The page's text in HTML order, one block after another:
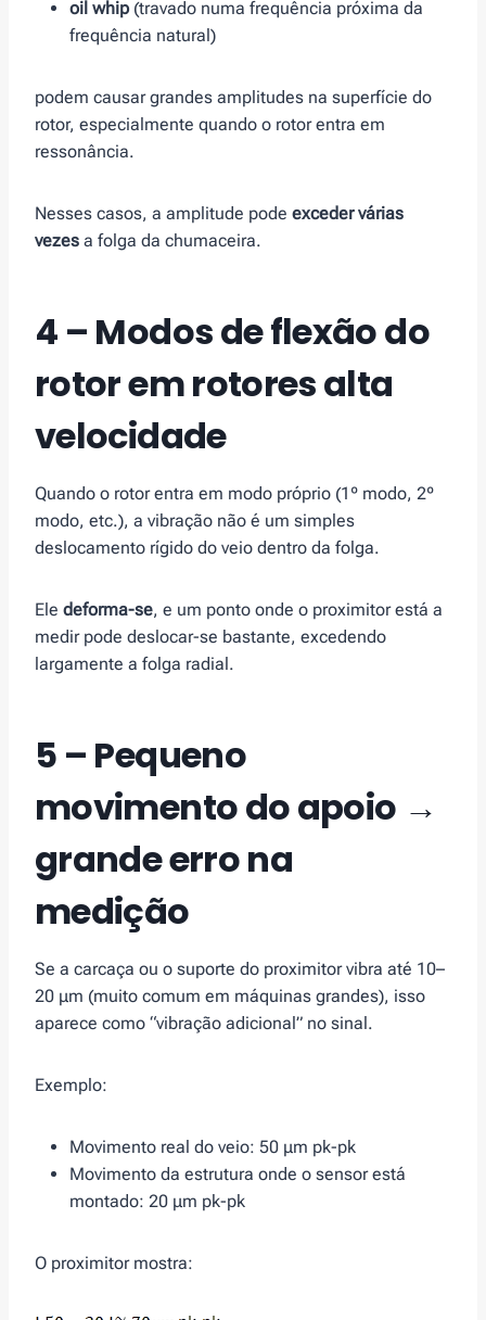
oil whip(travado numa frequência próxima da
frequência natural)
podem causar grandes amplitudes na superfície do
rotor, especialmente quando o rotor entra em
ressonância.
Nesses casos, a amplitude pode exceder várias
vezes a folga da chumaceira.
4 – Modos de flexão do
rotor em rotores alta
velocidade
Quando o rotor entra em modo próprio (1º modo, 2º
modo, etc.), a vibração não é um simples
deslocamento rígido do veio dentro da folga.
Ele deforma-se, e um ponto onde o proximitor está a
medir pode deslocar-se bastante, excedendo
largamente a folga radial.
5 – Pequeno
movimento do apoio →
grande erro na
medição
Se a carcaça ou o suporte do proximitor vibra até 10–
20 μm (muito comum em máquinas grandes), isso
aparece como “vibração adicional” no sinal.
Exemplo:
Movimento real do veio: 50 μm pk-pk
Movimento da estrutura onde o sensor está
montado: 20 μm pk-pk
O proximitor mostra: